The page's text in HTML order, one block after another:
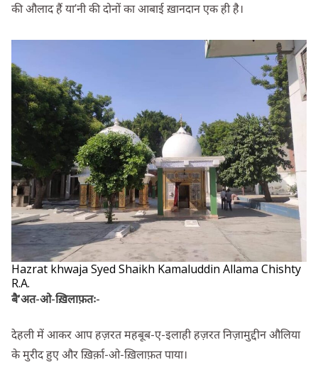
की औलाद हैं या’नी की दोनों का आबाई ख़ानदान एक ही है।
Hazrat khwaja Syed Shaikh Kamaluddin Allama Chishty
R.A.
बै’अत-ओ-ख़िलाफ़तः-
देहली में आकर आप हज़रत महबूब-ए-इलाही हज़रत निज़ामुद्दीन औलिया
के मुरीद हुए और ख़िर्क़ा-ओ-ख़िलाफ़त पाया।